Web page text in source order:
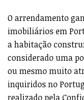
O arrendamento
imobiliários em
a habitação
considerado uma
ou mesmo muito
inquiridos no
realizado pela